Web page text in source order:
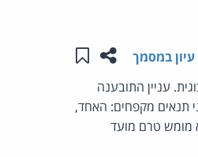
שתפו עמוד זה
שמור
עיון במסמך
עניין התובענה
תנאים מקפחים: האחד,
מומש טרם מועד